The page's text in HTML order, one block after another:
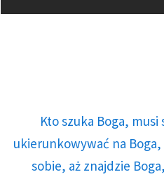
Kto szuka Boga,
ukierunkowywać na
sobie, aż znajdzie